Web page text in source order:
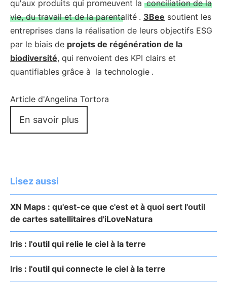
qu'aux produits qui promeuvent la conciliation de la
vie, du travail et de la parentalité . 3Bee soutient les
entreprises dans la réalisation de leurs objectifs ESG
par le biais de projets de régénération de la
biodiversité, qui renvoient des KPI clairs et
quantifiables grâce à la technologie .
Article d'Angelina Tortora
En savoir plus
Lisez aussi
XN Maps : qu'est-ce que c'est et à quoi sert l'outil
de cartes satellitaires d'iLoveNatura
Iris : l'outil qui relie le ciel à la terre
Iris : l'outil qui connecte le ciel à la terre